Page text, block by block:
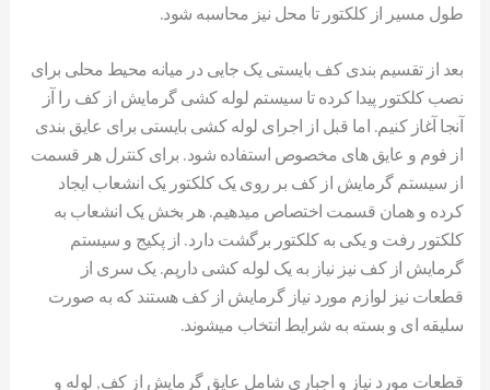
طول مسیر از کلکتور تا محل نیز محاسبه شود.
بعد از تقسیم بندی کف بایستی یک جایی در میانه محیط محلی برای
نصب کلکتور پیدا کرده تا سیستم لوله کشی گرمایش از کف را آز
آنجا آغاز کنیم. اما قبل از اجرای لوله کشی بایستی برای عایق بندی
از فوم و عایق های مخصوص استفاده شود. برای کنترل هر قسمت
از سیستم گرمایش از کف بر روی یک کلکتور یک انشعاب ایجاد
کرده و همان قسمت اختصاص میدهیم. هر بخش یک انشعاب به
کلکتور رفت و یکی به کلکتور برگشت دارد. از پکیج و سیستم
گرمایش از کف نیز نیاز به یک لوله کشی داریم. یک سری از
قطعات نیز لوازم مورد نیاز گرمایش از کف هستند که به صورت
سلیقه ای و بسته به شرایط انتخاب میشوند.
قطعات مورد نیاز و اجباری شامل عایق گرمایش از کف, لوله و